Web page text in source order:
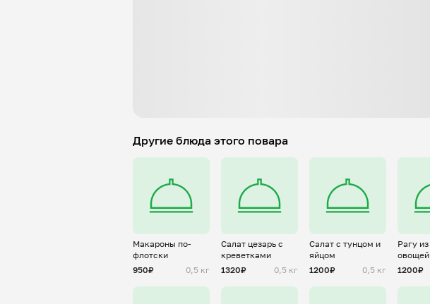
Другие блюда этого повара
Макароны по-
флотски
950₽
0,5 кг
Салат цезарь с
креветками
1320₽
0,5 кг
Салат с тунцом и
яйцом
1200₽
0,5 кг
Рагу
овощей
1200₽